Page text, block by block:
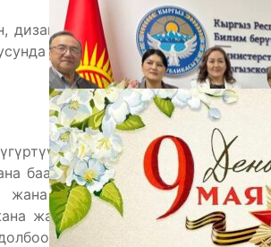
командаларга конкреттүү
изилдөө жүргүзүүгө багыт
методологиясын колдонуу
баалуулуктарын калыптандыруу
жана жайылтуу максатында, 10
жалпы билим берүү уюмдарын
Ош, Баткен, Нарын, Чүй